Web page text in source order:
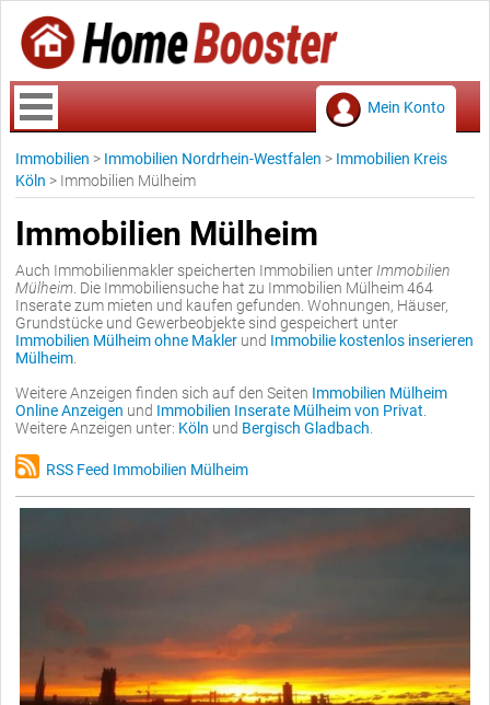
Mein Konto
Immobilien > Immobilien Nordrhein-Westfalen > Immobilien Kreis
Köln > Immobilien Mülheim
Immobilien Mülheim
Auch Immobilienmakler speicherten Immobilien unter Immobilien
Mülheim . Die Immobiliensuche hat zu Immobilien Mülheim 464
Inserate zum mieten und kaufen gefunden. Wohnungen, Häuser,
Grundstücke und Gewerbeobjekte sind gespeichert unter
Immobilien Mülheim ohne Makler und Immobilie kostenlos inserieren
Mülheim
Weitere Anzeigen finden sich auf den Seiten Immobilien Mülheim
Online Anzeigen und Immobilien Inserate Mülheim von Privat
Weitere Anzeigen unter: Köln und Bergisch Gladbach
RSS Feed Immobilien Mülheim